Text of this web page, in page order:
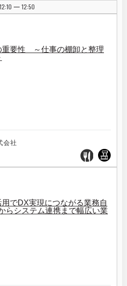
12:10 | 12:50
重要性 ～仕事の棚卸と整理
会社
でDX実現につながる業務自
らシステム連携まで幅広い業